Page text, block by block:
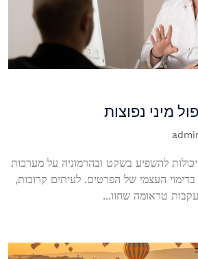
מיני נפוצות
יכולות להשפיע בשקט ובהרמוניה על מערכות
בדימוי העצמי של הפרטים. לעיתים קרובות,
טראומה שחוו...